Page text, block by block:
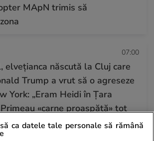
MApN trimis să
07:00
elvețianca născută la Cluj care
Trump a vrut să o agreseze
York: „Eram Heidi în Țara
«carne proaspătă» tot
nu sfârșesc ca Virginia Giuffre”
ca datele tale personale să rămână